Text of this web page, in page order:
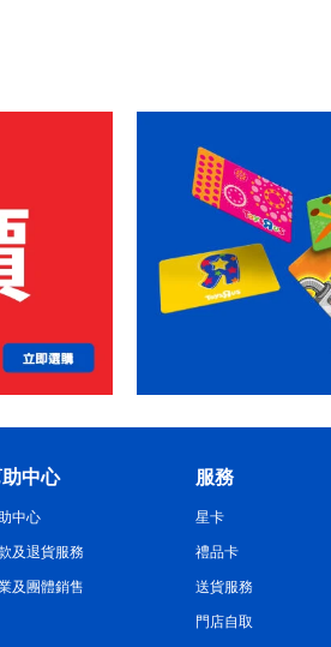
中心
中心
及退貨服務
及團體銷售
服務
星卡
禮品卡
送貨服務
門店自取